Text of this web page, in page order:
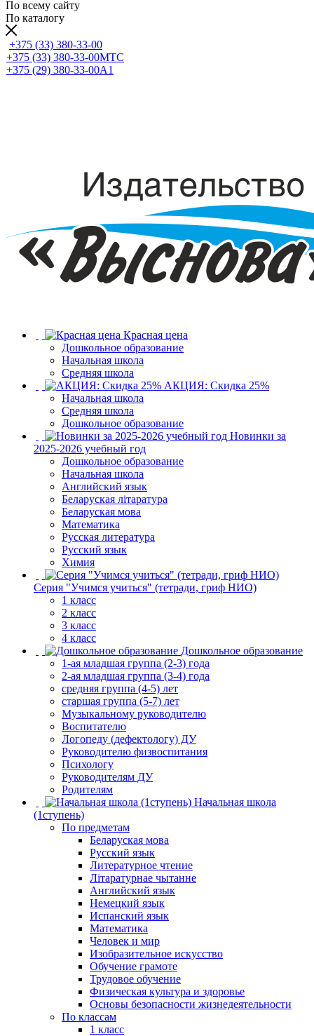
По всему сайту
По каталогу
+375 (33) 380-33-00
+375 (33) 380-33-00МТС
+375 (29) 380-33-00А1
Красная цена
Дошкольное образование
Начальная школа
Средняя школа
АКЦИЯ: Скидка 25%
Начальная школа
Средняя школа
Дошкольное образование
Новинки за
2025-2026 учебный год
Дошкольное образование
Начальная школа
Английский язык
Беларуская літаратура
Беларуская мова
Математика
Русская литература
Русский язык
Химия
Серия "Учимся учиться" (тетради, гриф НИО)
1 класс
2 класс
3 класс
4 класс
Дошкольное образование
1-ая младшая группа (2-3) года
2-ая младшая группа (3-4) года
средняя группа (4-5) лет
старшая группа (5-7) лет
Музыкальному руководителю
Воспитателю
Логопеду (дефектологу) ДУ
Руководителю физвоспитания
Психологу
Руководителям ДУ
Родителям
Начальная школа
(1ступень)
По предметам
Беларуская мова
Русский язык
Литературное чтение
Літаратурнае чытанне
Английский язык
Немецкий язык
Испанский язык
Математика
Человек и мир
Изобразительное искусство
Обучение грамоте
Трудовое обучение
Физическая культура и здоровье
Основы безопасности жизнедеятельности
По классам
1 класс